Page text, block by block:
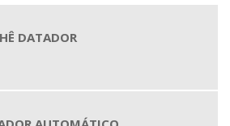
DATADOR